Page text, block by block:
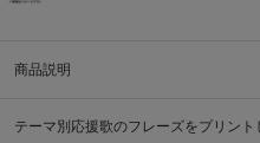
商品説明
テーマ別応援歌のフレーズをプリン